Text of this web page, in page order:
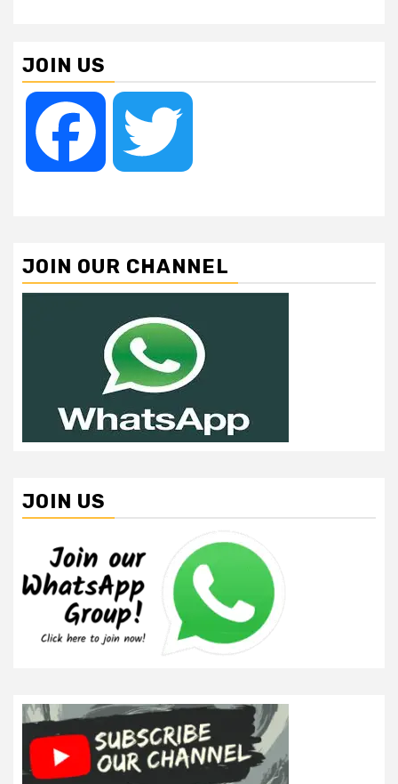
JOIN US
Facebook
JOIN OUR CHANNEL
JOIN US